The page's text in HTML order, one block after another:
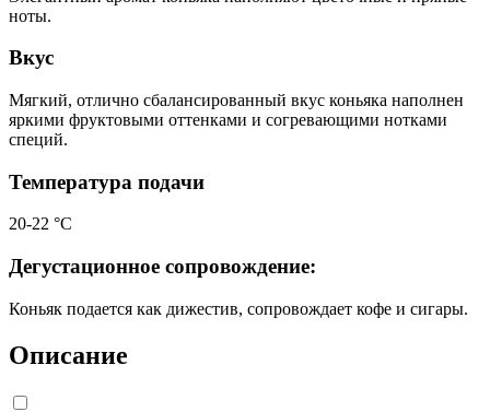
ноты.
Вкус
Мягкий, отлично сбалансированный вкус коньяка наполнен
яркими фруктовыми оттенками и согревающими нотками
специй.
Температура подачи
20-22 °С
Дегустационное сопровождение:
Коньяк подается как дижестив, сопровождает кофе и сигары.
Описание